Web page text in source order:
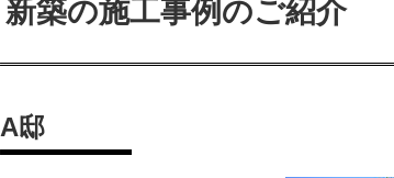
新築の施工事例のご紹介
A邸